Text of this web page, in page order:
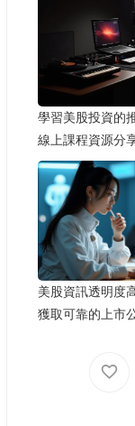
學習美股投資的
線上課程資源分
美股資訊透明度
獲取可靠的上市